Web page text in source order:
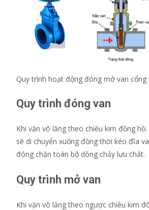
Quy trình hoạt động đóng mở van cổng
Quy trình đóng van
Khi vặn vô lăng theo chiều kim đồng
sẽ di chuyển xuống đồng thời kéo đĩa
đóng chặn toàn bộ dòng chảy lưu chất.
Quy trình mở van
Khi vặn vô lăng theo ngược chiều kim